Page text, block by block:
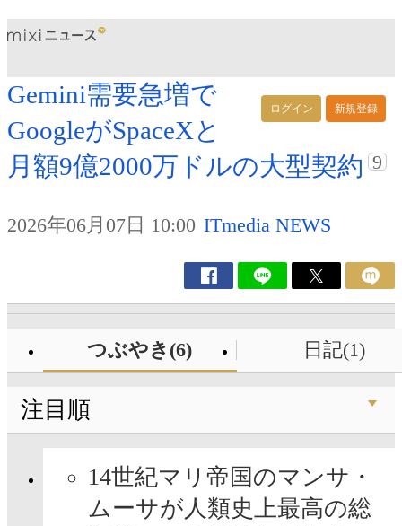
ログイン 新規登録
Gemini需要急増で
GoogleがSpaceXと
月額9億2000万ドルの大型契約 9
2026年06月07日 10:00 ITmedia NEWS
つぶやき(6) 日記(1)
注目順
14世紀マリ帝国のマンサ・
ムーサが人類史上最高の総